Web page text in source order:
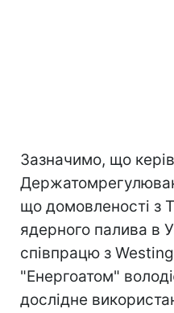
Зазначимо, що
що домовленості з
ядерного палива в
співпрацю з
"Енергоатом"
дослідне